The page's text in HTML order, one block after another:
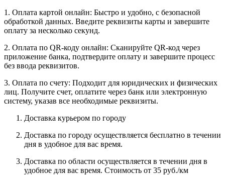
1. Оплата картой онлайн: Быстро и удобно, с безопасной
обработкой данных. Введите реквизиты карты и завершите
оплату за несколько секунд.
2. Оплата по QR-коду онлайн: Сканируйте QR-код через
приложение банка, подтвердите оплату и завершите процесс
без ввода реквизитов.
3. Оплата по счету: Подходит для юридических и физических
лиц. Получите счет, оплатите через банк или электронную
систему, указав все необходимые реквизиты.
Доставка курьером по городу
Доставка по городу осуществляется бесплатно в течении
дня в удобное для вас время.
Доставка по области осуществляется в течении дня в
удобное для вас время. Стоимость от 35 руб./км